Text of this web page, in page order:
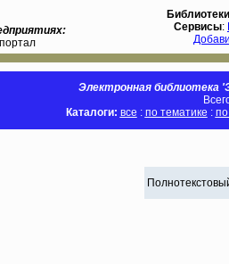
Библиотеки
Сервисы:
Электронная библиотека
Каталоги: все : по тематике :